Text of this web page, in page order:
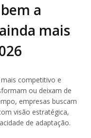
a
mais
competitivo e
ou deixam de
empresas buscam
visão estratégica,
de adaptação.